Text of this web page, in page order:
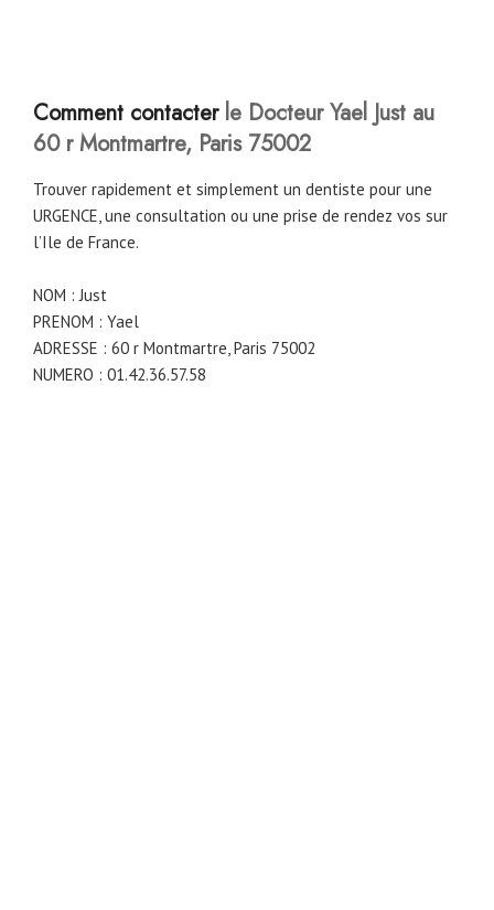
Comment contacterle Docteur Yael Just au
60 r Montmartre, Paris 75002
Trouver rapidement et simplement un dentiste pour une
URGENCE, une consultation ou une prise de rendez vos sur
l’Ile de France.
NOM : Just
PRENOM : Yael
ADRESSE : 60 r Montmartre, Paris 75002
NUMERO : 01.42.36.57.58